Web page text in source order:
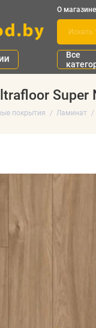
О магазине
Все
Super
покрытия Ламинат